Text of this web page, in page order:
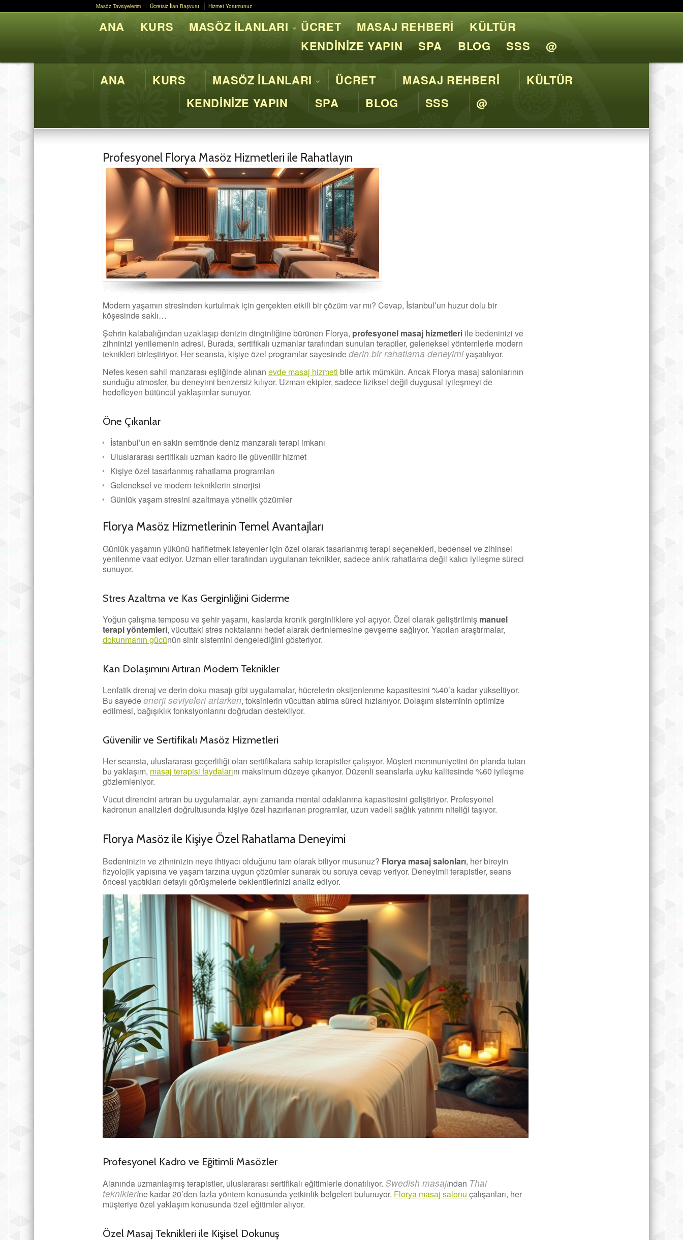
Masöz Tavsiyelerim Ücretsiz İlan Başvuru Hizmet Yorumunuz
Butik Masaj İstanbul - Profesyonel Tavsiyeler
ANA KURS MASÖZ İLANLARI ÜCRET MASAJ REHBERİ
KÜLTÜR
KENDİNİZE YAPIN
SPA BLOG SSS @
Profesyonel Florya Masöz Hizmetleri ile Rahatlayın
Modern yaşamın stresinden kurtulmak için gerçekten etkili bir çözüm var mı? Cevap, İstanbul’un huzur dolu bir
köşesinde saklı…
Şehrin kalabalığından uzaklaşıp denizin dinginliğine bürünen Florya, profesyonel masaj hizmetleri ile bedeninizi ve
zihninizi yenilemenin adresi. Burada, sertifikalı uzmanlar tarafından sunulan terapiler, geleneksel yöntemlerle modern
teknikleri birleştiriyor. Her seansta, kişiye özel programlar sayesindederin bir rahatlama deneyimiyaşatılıyor.
Nefes kesen sahil manzarası eşliğinde alınan evde masaj hizmeti bile artık mümkün. Ancak Florya masaj salonlarının
sunduğu atmosfer, bu deneyimi benzersiz kılıyor. Uzman ekipler, sadece fiziksel değil duygusal iyileşmeyi de
hedefleyen bütüncül yaklaşımlar sunuyor.
Öne Çıkanlar
İstanbul’un en sakin semtinde deniz manzaralı terapi imkanı
Uluslararası sertifikalı uzman kadro ile güvenilir hizmet
Kişiye özel tasarlanmış rahatlama programları
Geleneksel ve modern tekniklerin sinerjisi
Günlük yaşam stresini azaltmaya yönelik çözümler
Florya Masöz Hizmetlerinin Temel Avantajları
Günlük yaşamın yükünü hafifletmek isteyenler için özel olarak tasarlanmış terapi seçenekleri, bedensel ve zihinsel
yenilenme vaat ediyor. Uzman eller tarafından uygulanan teknikler, sadece anlık rahatlama değil kalıcı iyileşme süreci
sunuyor.
Stres Azaltma ve Kas Gerginliğini Giderme
Yoğun çalışma temposu ve şehir yaşamı, kaslarda kronik gerginliklere yol açıyor. Özel olarak geliştirilmiş manuel
terapi yöntemleri, vücuttaki stres noktalarını hedef alarak derinlemesine gevşeme sağlıyor. Yapılan araştırmalar,
dokunmanın gücünün sinir sistemini dengelediğini gösteriyor.
Kan Dolaşımını Artıran Modern Teknikler
Lenfatik drenaj ve derin doku masajı gibi uygulamalar, hücrelerin oksijenlenme kapasitesini %40’a kadar yükseltiyor.
Bu sayedeenerji seviyeleri artarken, toksinlerin vücuttan atılma süreci hızlanıyor. Dolaşım sisteminin optimize
edilmesi, bağışıklık fonksiyonlarını doğrudan destekliyor.
Güvenilir ve Sertifikalı Masöz Hizmetleri
Her seansta, uluslararası geçerliliği olan sertifikalara sahip terapistler çalışıyor. Müşteri memnuniyetini ön planda tutan
bu yaklaşım, masaj terapisi faydalarını maksimum düzeye çıkarıyor. Düzenli seanslarla uyku kalitesinde %60 iyileşme
gözlemleniyor.
Vücut direncini artıran bu uygulamalar, aynı zamanda mental odaklanma kapasitesini geliştiriyor. Profesyonel
kadronun analizleri doğrultusunda kişiye özel hazırlanan programlar, uzun vadeli sağlık yatırımı niteliği taşıyor.
Florya Masöz ile Kişiye Özel Rahatlama Deneyimi
Bedeninizin ve zihninizin neye ihtiyacı olduğunu tam olarak biliyor musunuz? Florya masaj salonları, her bireyin
fizyolojik yapısına ve yaşam tarzına uygun çözümler sunarak bu soruya cevap veriyor. Deneyimli terapistler, seans
öncesi yaptıkları detaylı görüşmelerle beklentilerinizi analiz ediyor.
Profesyonel Kadro ve Eğitimli Masözler
Alanında uzmanlaşmış terapistler, uluslararası sertifikalı eğitimlerle donatılıyor. Swedish masajından Thai
tekniklerine kadar 20’den fazla yöntem konusunda yetkinlik belgeleri bulunuyor. Florya masaj salonu çalışanları, her
müşteriye özel yaklaşım konusunda özel eğitimler alıyor.
Özel Masaj Teknikleri ile Kişisel Dokunuş
Masöz Tavsiyelerim Ücretsiz İlan Başvuru Hizmet Yorumunuz
ANA KURS MASÖZ İLANLARI ÜCRET MASAJ REHBERİ
KÜLTÜR
KENDİNİZE YAPIN
SPA BLOG SSS @